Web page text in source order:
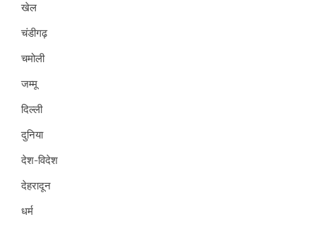
खेल
चंडीगढ़
चमोली
जम्मू
दिल्ली
दुनिया
देश-विदेश
देहरादून
धर्म